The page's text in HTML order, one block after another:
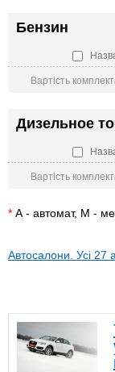
Бензин
Вартість
Дизельное
Вартість
* А - автомат, М -
Автосалони. Усі 27